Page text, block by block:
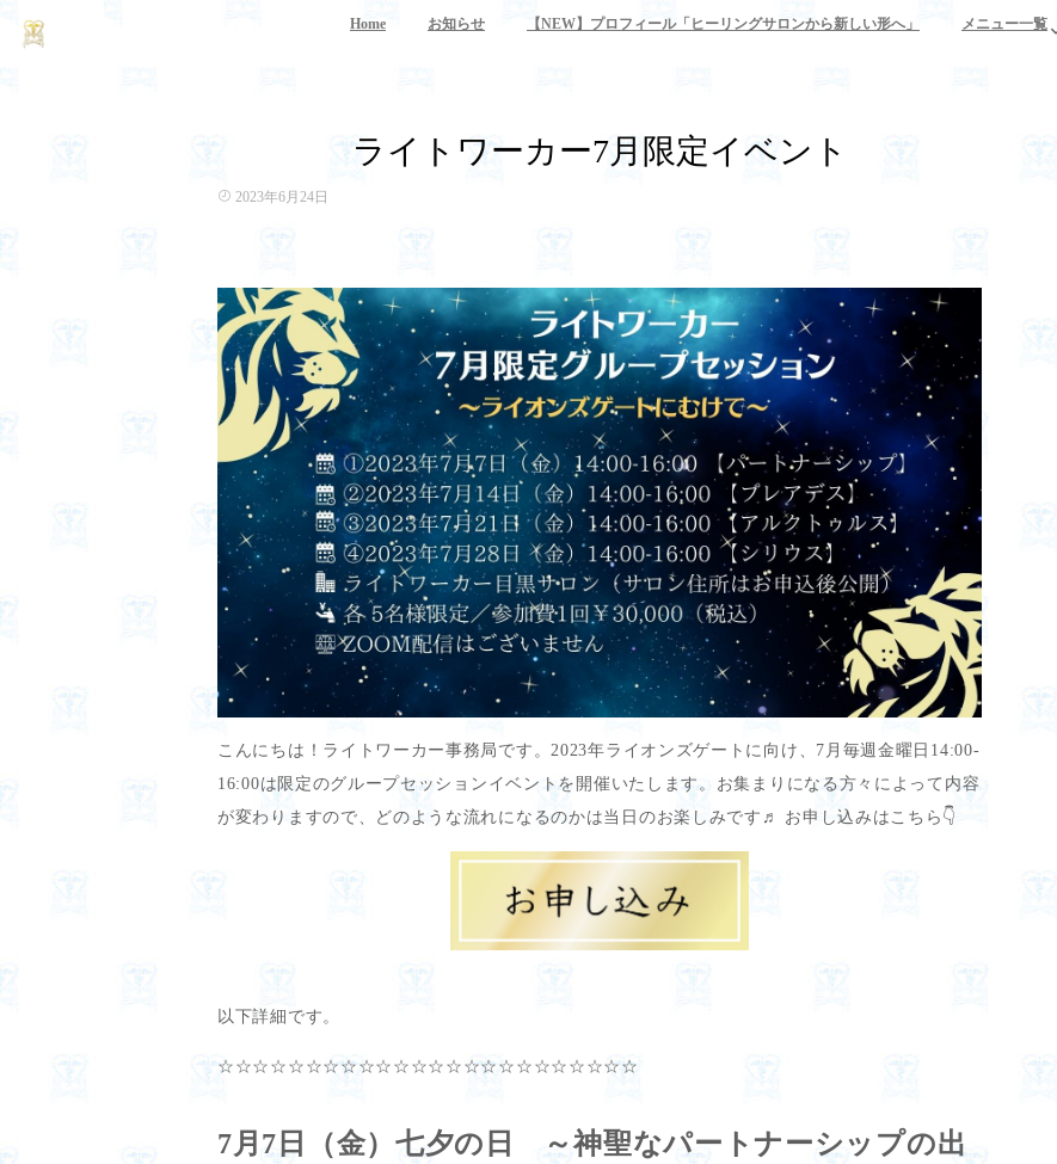
Home お知らせ 【NEW】プロフィール「ヒーリングサロンから新しい形へ」 メニュー一覧
ライトワーカー7月限定イベント
2023年6月24日
こんにちは！ライトワーカー事務局です。2023年ライオンズゲートに向け、7月毎週金曜日14:00-
16:00は限定のグループセッションイベントを開催いたします。お集まりになる方々によって内容
が変わりますので、どのような流れになるのかは当日のお楽しみです♬ お申し込みはこちら👇
以下詳細です。
☆☆☆☆☆☆☆☆☆☆☆☆☆☆☆☆☆☆☆☆☆☆☆☆
7月7日（金）七夕の日 ～神聖なパートナーシップの出